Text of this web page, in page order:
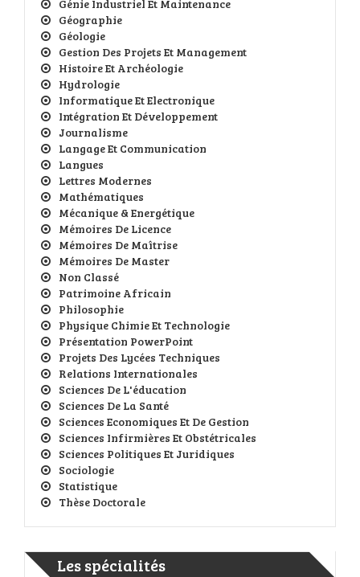
Génie Industriel Et Maintenance
Géographie
Géologie
Gestion Des Projets Et Management
Histoire Et Archéologie
Hydrologie
Informatique Et Electronique
Intégration Et Développement
Journalisme
Langage Et Communication
Langues
Lettres Modernes
Mathématiques
Mécanique & Energétique
Mémoires De Licence
Mémoires De Maîtrise
Mémoires De Master
Non Classé
Patrimoine Africain
Philosophie
Physique Chimie Et Technologie
Présentation PowerPoint
Projets Des Lycées Techniques
Relations Internationales
Sciences De L'éducation
Sciences De La Santé
Sciences Economiques Et De Gestion
Sciences Infirmières Et Obstétricales
Sciences Politiques Et Juridiques
Sociologie
Statistique
Thèse Doctorale
Les spécialités